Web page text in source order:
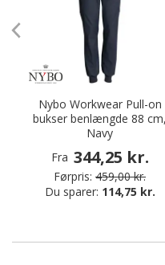
Nybo Workwear Pull-on
bukser benlængde 88 cm,
Navy
Fra 344,25 kr.
Førpris: 459,00 kr.
Du sparer: 114,75 kr.